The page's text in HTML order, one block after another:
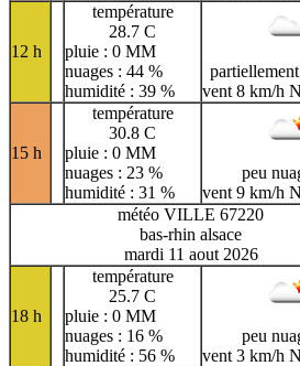
12 h
température
28.7 C
pluie : 0 MM
nuages : 44 %
humidité : 39 %
vent 8 km/h
15 h
température
30.8 C
pluie : 0 MM
nuages : 23 %
humidité : 31 %
peu
vent 9 km/h
météo VILLE 67220
bas-rhin alsace
mardi 11 aout 2026
18 h
température
25.7 C
pluie : 0 MM
nuages : 16 %
humidité : 56 %
peu
vent 3 km/h